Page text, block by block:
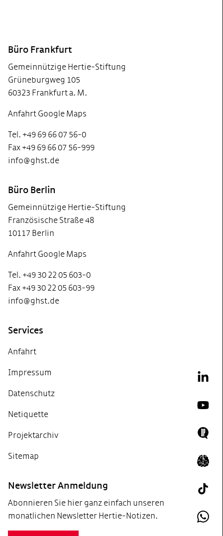
Büro Frankfurt
Gemeinnützige Hertie-Stiftung
Grüneburgweg 105
60323 Frankfurt a. M.
Anfahrt Google Maps
Tel. +49 69 66 07 56-0
Fax +49 69 66 07 56-999
info@ghst.de
Büro Berlin
Gemeinnützige Hertie-Stiftung
Französische Straße 48
10117 Berlin
Anfahrt Google Maps
Tel. +49 30 22 05 603-0
Fax +49 30 22 05 603-99
info@ghst.de
Services
Anfahrt
Impressum
Datenschutz
Netiquette
Projektarchiv
Sitemap
Newsletter Anmeldung
Abonnieren Sie hier ganz einfach unseren
monatlichen Newsletter Hertie-Notizen.
Icon
Tik